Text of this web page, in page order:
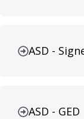
ASD -
ASD - GED